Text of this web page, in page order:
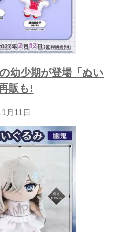
幼少期が登場「ぬい
販も!
月11日